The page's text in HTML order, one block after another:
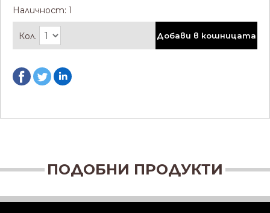
Наличност: 1
Кол. Добави в кошницата
ПОДОБНИ ПРОДУКТИ